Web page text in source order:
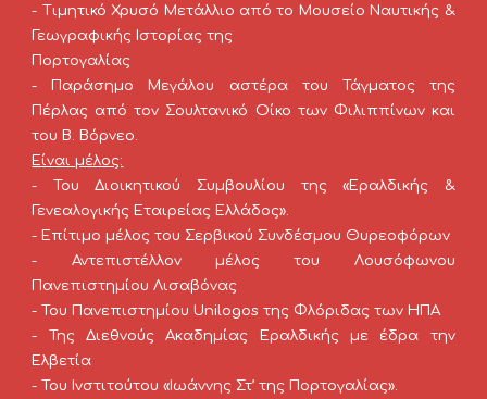
- Τιμητικό Χρυσό Μετάλλιο από το Μουσείο Ναυτικής &
Γεωγραφικής Ιστορίας της
Πορτογαλίας
- Παράσημο Μεγάλου αστέρα του Τάγματος της
Πέρλας από τον Σουλτανικό Οίκο των Φιλιππίνων και
του Β. Βόρνεο.
Είναι μέλος:
- Του Διοικητικού Συμβουλίου της «Εραλδικής &
Γενεαλογικής Εταιρείας Ελλάδος».
- Επίτιμο μέλος του Σερβικού Συνδέσμου Θυρεοφόρων
- Αντεπιστέλλον μέλος του Λουσόφωνου
Πανεπιστημίου Λισαβόνας
- Του Πανεπιστημίου Unilogos της Φλόριδας των ΗΠΑ
- Της Διεθνούς Ακαδημίας Εραλδικής με έδρα την
Ελβετία
- Του Ινστιτούτου «Ιωάννης Στ’ της Πορτογαλίας».